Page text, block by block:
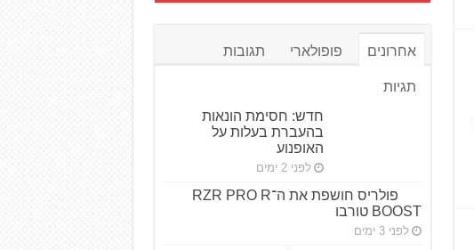
אחרונים פופולארי תגובות
תגיות
חדש: חסימת הונאות
בהעברת בעלות על
האופנוע
לפני 2 ימים
פולריס חושפת את ה־RZR PRO R
BOOST טורבו
לפני 3 ימים